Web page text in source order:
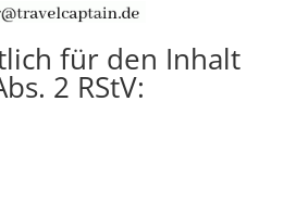
für den Inhalt
2 RStV: